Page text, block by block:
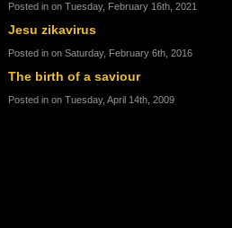
Posted in on Tuesday, February 16th, 2021
Jesu zikavirus
Posted in on Saturday, February 6th, 2016
The birth of a saviour
Posted in on Tuesday, April 14th, 2009